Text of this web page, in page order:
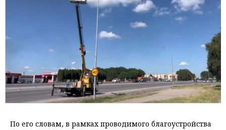
По его словам, в рамках проводимого благоустройства